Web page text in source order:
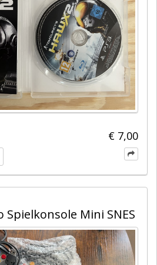
€ 7,00
Mini SNES